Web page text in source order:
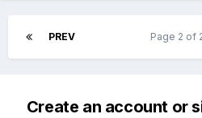
PREV Page 2 of
Create an account or